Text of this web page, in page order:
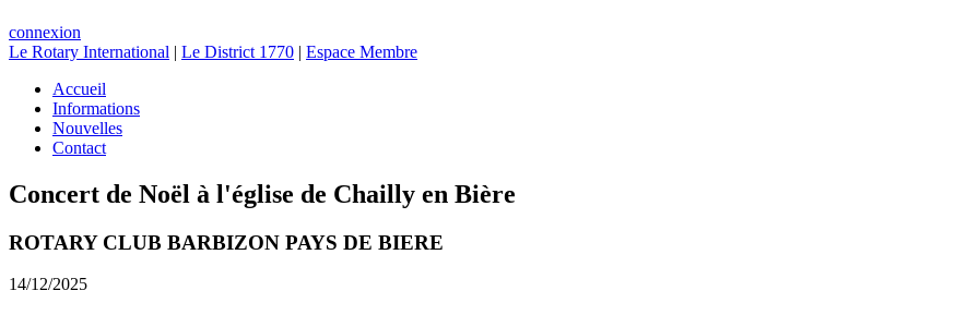
connexion
Le Rotary International | Le District 1770 | Espace Membre
Accueil
Informations
Nouvelles
Contact
Concert de Noël à l'église de Chailly en Bière
ROTARY CLUB BARBIZON PAYS DE BIERE
14/12/2025